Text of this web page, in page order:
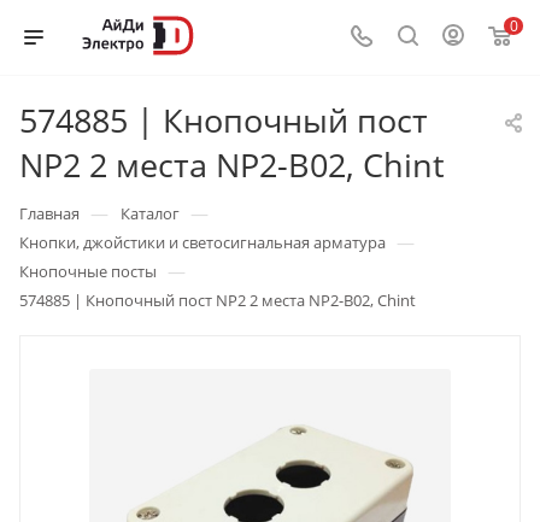
0
574885 | Кнопочный пост
NP2 2 места NP2-B02, Chint
Главная — Каталог —
Кнопки, джойстики и светосигнальная арматура —
Кнопочные посты —
574885 | Кнопочный пост NP2 2 места NP2-B02, Chint